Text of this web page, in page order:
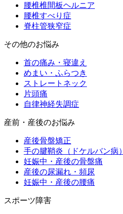
腰椎椎間板ヘルニア
腰椎すべり症
脊柱管狭窄症
その他のお悩み
首の痛み・寝違え
めまい・ふらつき
ストレートネック
片頭痛
自律神経失調症
産前・産後のお悩み
産後骨盤矯正
手の腱鞘炎（ドケルバン病）
妊娠中・産後の骨盤痛
産後の尿漏れ・頻尿
妊娠中・産後の腰痛
スポーツ障害